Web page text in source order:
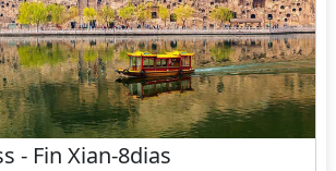
- Fin Xian-8dias